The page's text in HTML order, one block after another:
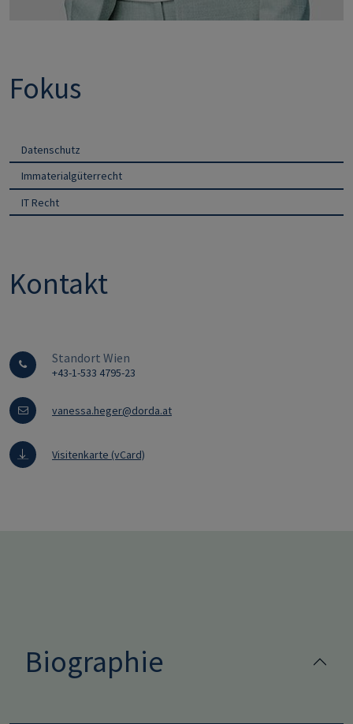
Fokus
Datenschutz
Immaterialgüterrecht
IT Recht
Kontakt
Standort Wien
+43-1-533 4795-23
vanessa.heger@dorda.at
Visitenkarte (vCard)
Biographie